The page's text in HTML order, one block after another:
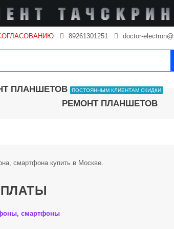
89261301251 doctor-
РЕМОНТ ПЛАНШЕТОВ
ПОСТОЯННЫМ КЛИЕНТАМ СКИДКИ
смартфоны